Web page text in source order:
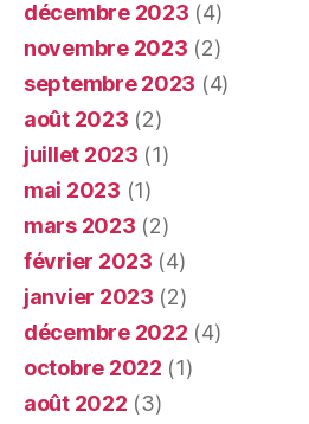
décembre 2023 (4)
novembre 2023 (2)
septembre 2023 (4)
août 2023 (2)
juillet 2023 (1)
mai 2023 (1)
mars 2023 (2)
février 2023 (4)
janvier 2023 (2)
décembre 2022 (4)
octobre 2022 (1)
août 2022 (3)